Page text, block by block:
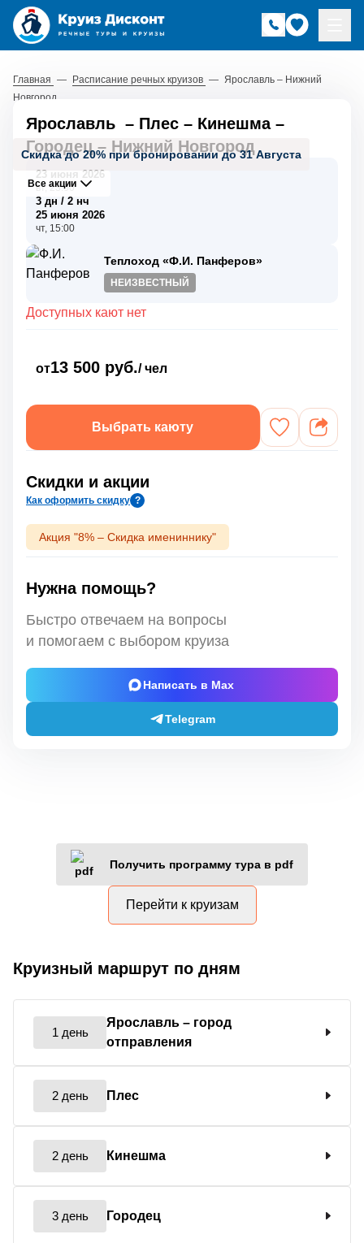
Главная — Расписание речных круизов — Ярославль – Нижний
Новгород
Скидка до 20% при бронировании до 31 Августа
Все акции
Ярославль – Плес – Кинешма–
Городец– Нижний Новгород
23 июня 2026
вт, 23:00
3 дн / 2 нч
25 июня 2026
чт, 15:00
Теплоход «Ф.И. Панферов»
НЕИЗВЕСТНЫЙ
Доступных кают нет
от13 500 руб./ чел
Выбрать каюту
Скидки и акции
Как оформить скидку ?
Акция "8% – Скидка имениннику"
Нужна помощь?
Быстро отвечаем на вопросы
и помогаем с выбором круиза
Написать в Max
Telegram
Получить программу тура в pdf
Перейти к круизам
Круизный маршрут по дням
1 день
Ярославль – город
отправления
2 день Плес
2 день Кинешма
3 день Городец